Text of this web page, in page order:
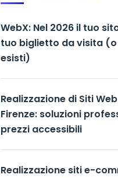
WebX: Nel 2026 il tuo
tuo biglietto da visita
esisti)
Realizzazione di Siti
Firenze: soluzioni
prezzi accessibili
Realizzazione siti e-